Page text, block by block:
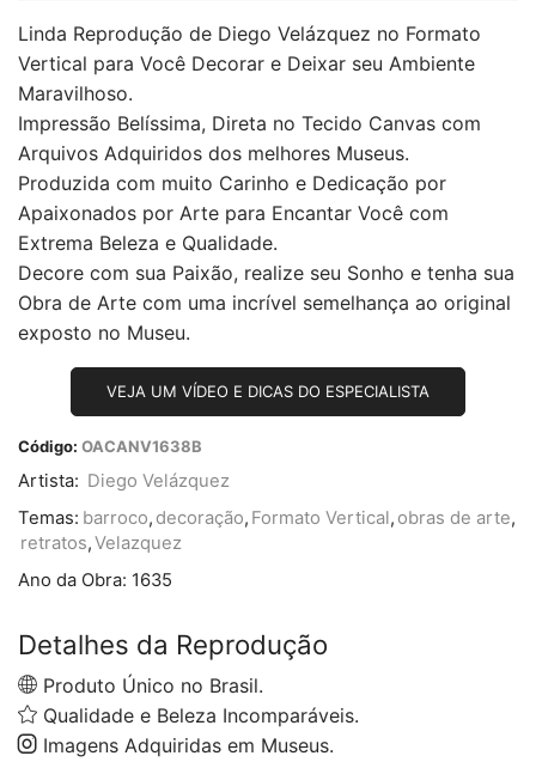
Linda Reprodução de Diego Velázquez no Formato
Vertical para Você Decorar e Deixar seu Ambiente
Maravilhoso.
Impressão Belíssima, Direta no Tecido Canvas com
Arquivos Adquiridos dos melhores Museus.
Produzida com muito Carinho e Dedicação por
Apaixonados por Arte para Encantar Você com
Extrema Beleza e Qualidade.
Decore com sua Paixão, realize seu Sonho e tenha sua
Obra de Arte com uma incrível semelhança ao original
exposto no Museu.
VEJA UM VÍDEO E DICAS DO ESPECIALISTA
Código: OACANV1638B
Artista: Diego Velázquez
Temas: barroco, decoração, Formato Vertical, obras de arte,
retratos,Velazquez
Ano da Obra: 1635
Detalhes da Reprodução
Produto Único no Brasil.
Qualidade e Beleza Incomparáveis.
Imagens Adquiridas em Museus.